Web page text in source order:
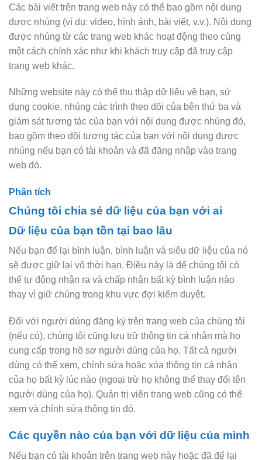
Các bài viết trên trang web này có thể bao gồm nội dung
được nhúng (ví dụ: video, hình ảnh, bài viết, v.v.). Nội dung
được nhúng từ các trang web khác hoạt động theo cùng
một cách chính xác như khi khách truy cập đã truy cập
trang web khác.
Những website này có thể thu thập dữ liệu về bạn, sử
dụng cookie, nhúng các trình theo dõi của bên thứ ba và
giám sát tương tác của bạn với nội dung được nhúng đó,
bao gồm theo dõi tương tác của bạn với nội dung được
nhúng nếu bạn có tài khoản và đã đăng nhập vào trang
web đó.
Phân tích
Chúng tôi chia sẻ dữ liệu của bạn với ai
Dữ liệu của bạn tồn tại bao lâu
Nếu bạn để lại bình luận, bình luận và siêu dữ liệu của nó
sẽ được giữ lại vô thời hạn. Điều này là để chúng tôi có
thể tự động nhận ra và chấp nhận bất kỳ bình luận nào
thay vì giữ chúng trong khu vực đợi kiểm duyệt.
Đối với người dùng đăng ký trên trang web của chúng tôi
(nếu có), chúng tôi cũng lưu trữ thông tin cá nhân mà họ
cung cấp trong hồ sơ người dùng của họ. Tất cả người
dùng có thể xem, chỉnh sửa hoặc xóa thông tin cá nhân
của họ bất kỳ lúc nào (ngoại trừ họ không thể thay đổi tên
người dùng của họ). Quản trị viên trang web cũng có thể
xem và chỉnh sửa thông tin đó.
Các quyền nào của bạn với dữ liệu của mình
Nếu bạn có tài khoản trên trang web này hoặc đã để lại